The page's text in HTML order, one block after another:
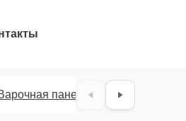
панель